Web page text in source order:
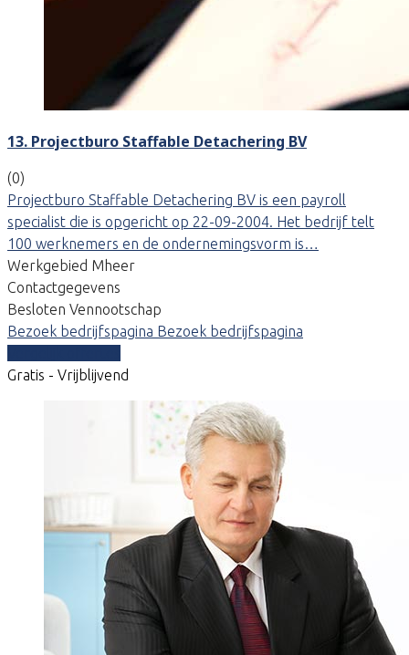
13. Projectburo Staffable Detachering BV
(0)
Projectburo Staffable Detachering BV is een payroll
specialist die is opgericht op 22-09-2004. Het bedrijf telt
100 werknemers en de ondernemingsvorm is…
Werkgebied Mheer
Contactgegevens
Besloten Vennootschap
Bezoek bedrijfspagina Bezoek bedrijfspagina
Gratis - Vrijblijvend